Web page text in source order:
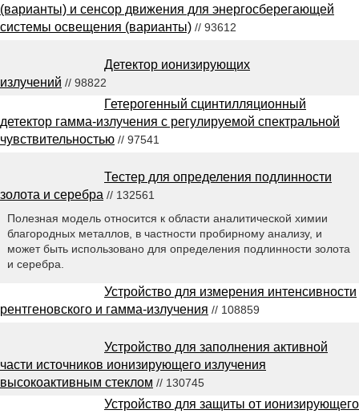
(варианты) и сенсор движения для энергосберегающей
системы освещения (варианты) // 93612
Детектор ионизирующих
излучений // 98822
Гетерогенный сцинтилляционный
детектор гамма-излучения с регулируемой спектральной
чувствительностью // 97541
Тестер для определения подлинности
золота и серебра // 132561
Полезная модель относится к области аналитической химии
благородных металлов, в частности пробирному анализу, и
может быть использовано для определения подлинности золота
и серебра.
Устройство для измерения интенсивности
рентгеновского и гамма-излучения // 108859
Устройство для заполнения активной
части источников ионизирующего излучения
высокоактивным стеклом // 130745
Устройство для защиты от ионизирующего